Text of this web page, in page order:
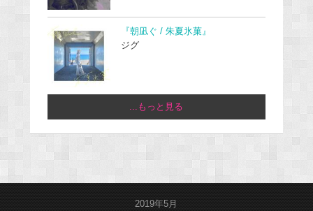
『朝凪ぐ / 朱夏氷菓』
ジグ
...もっと見る
2019年5月